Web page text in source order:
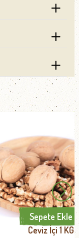
Ceviz İçi 1 KG
Sepete Ekle